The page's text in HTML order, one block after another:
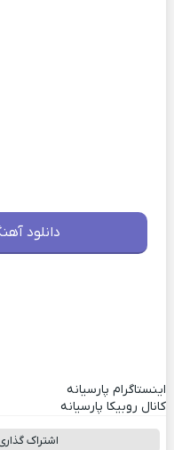
دانلود
اینستاگرام پارسیانه
کانال روبیکا پارسیانه
اشتراک